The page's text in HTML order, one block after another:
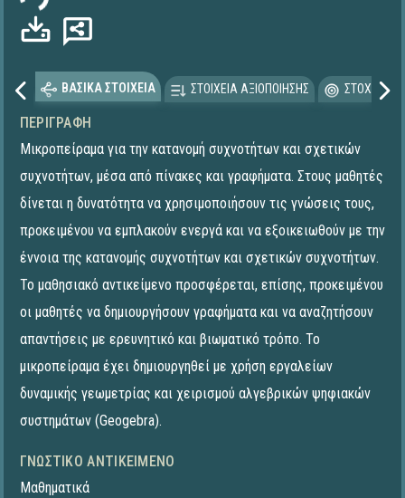
ΒΑΣΙΚΑ ΣΤΟΙΧΕΙΑ ΣΤΟΙΧΕΙΑ ΑΞΙΟΠΟΙΗΣΗΣ
ΠΕΡΙΓΡΑΦΉ
Μικροπείραμα για την κατανομή συχνοτήτων και σχετικών
συχνοτήτων, μέσα από πίνακες και γραφήματα. Στους μαθητές
δίνεται η δυνατότητα να χρησιμοποιήσουν τις γνώσεις τους,
προκειμένου να εμπλακούν ενεργά και να εξοικειωθούν με την
έννοια της κατανομής συχνοτήτων και σχετικών συχνοτήτων.
Το μαθησιακό αντικείμενο προσφέρεται, επίσης, προκειμένου
οι μαθητές να δημιουργήσουν γραφήματα και να αναζητήσουν
απαντήσεις με ερευνητικό και βιωματικό τρόπο. To
μικροπείραμα έχει δημιουργηθεί με χρήση εργαλείων
δυναμικής γεωμετρίας και χειρισμού αλγεβρικών ψηφιακών
συστημάτων (Geogebra).
ΓΝΩΣΤΙΚΌ ΑΝΤΙΚΕΊΜΕΝΟ
Μαθηματικά